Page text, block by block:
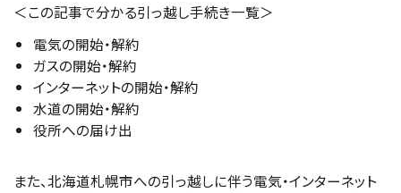
＜この記事で分かる引っ越し手続き一覧＞
電気の開始・解約
ガスの開始・解約
インターネットの開始・解約
水道の開始・解約
役所への届け出
また、北海道札幌市への引っ越しに伴う電気・インターネット